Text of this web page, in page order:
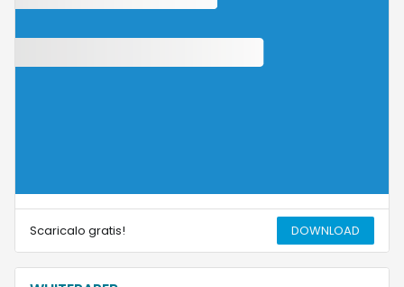
Scaricalo gratis! DOWNLOAD